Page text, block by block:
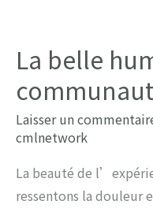
La belle
Laisser un
cmlnetwork
La beauté de
ressentons la douleur